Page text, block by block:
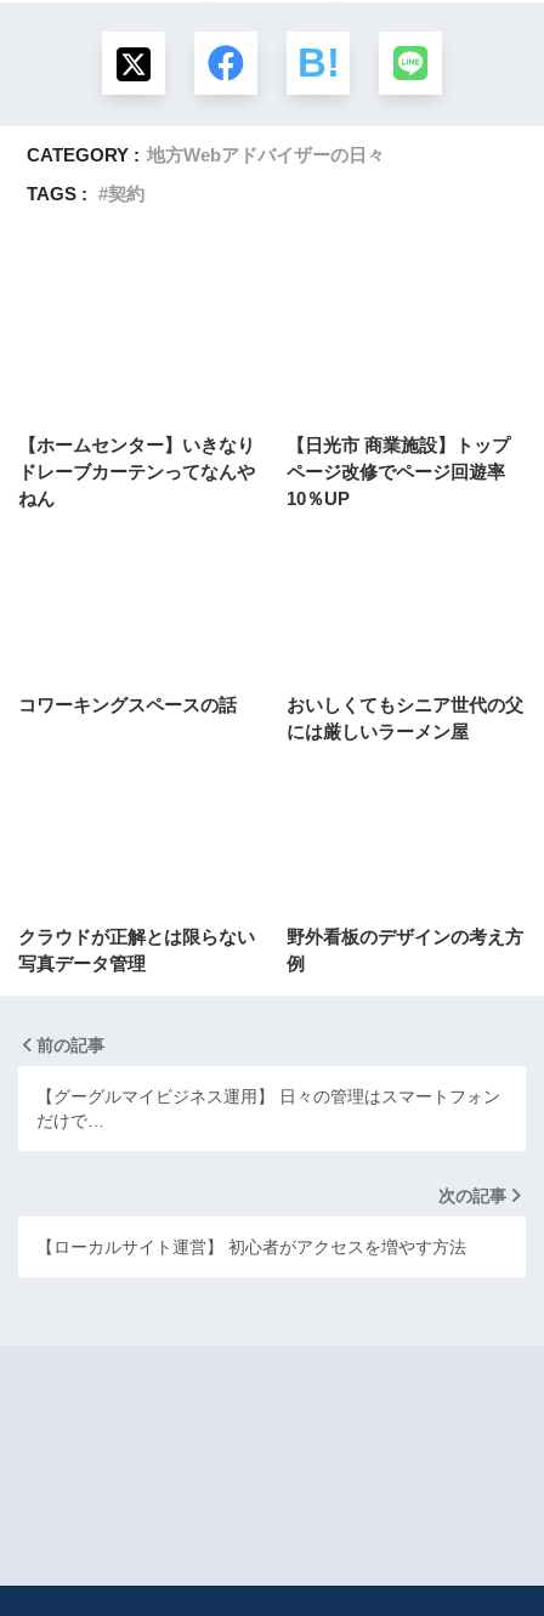
CATEGORY : 地方Webアドバイザーの日々
TAGS :
契約
【ホームセンター】いきなり
ドレーブカーテンってなんや
ねん
【日光市 商業施設】トップ
ページ改修でページ回遊率
10％UP
コワーキングスペースの話
おいしくてもシニア世代の父
には厳しいラーメン屋
クラウドが正解とは限らない
写真データ管理
野外看板のデザインの考え方
例
前の記事
【グーグルマイビジネス運用】 日々の管理はスマートフォン
だけで…
次の記事
【ローカルサイト運営】 初心者がアクセスを増やす方法